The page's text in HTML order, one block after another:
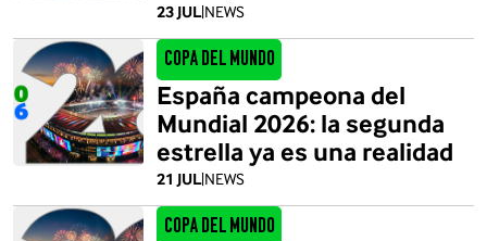
23 JUL|NEWS
Copa del Mundo
21 JUL|NEWS
España campeona del
Mundial 2026: la segunda
estrella ya es una realidad
Copa del Mundo